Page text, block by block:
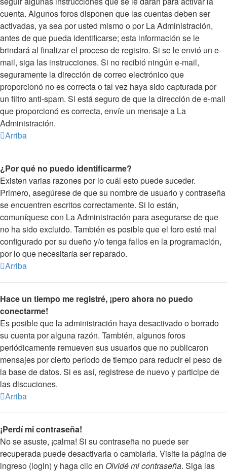
cuenta. Algunos foros disponen que las cuentas deben ser
activadas, ya sea por usted mismo o por La Administración,
antes de que pueda identificarse; esta información se le
brindará al finalizar el proceso de registro. Si se le envió un e-
mail, siga las instrucciones. Si no recibió ningún e-mail,
seguramente la dirección de correo electrónico que
proporcionó no es correcta o tal vez haya sido capturada por
un filtro anti-spam. Si está seguro de que la dirección de e-mail
que proporcionó es correcta, envíe un mensaje a La
Administración.
Arriba
¿Por qué no puedo identificarme?
Existen varias razones por lo cuál esto puede suceder.
Primero, asegúrese de que su nombre de usuario y contraseña
se encuentren escritos correctamente. Si lo están,
comuníquese con La Administración para asegurarse de que
no ha sido excluido. También es posible que el foro esté mal
configurado por su dueño y/o tenga fallos en la programación,
por lo que necesitaría ser reparado.
Arriba
Hace un tiempo me registré, ¡pero ahora no puedo
conectarme!
Es posible que la administración haya desactivado o borrado
su cuenta por alguna razón. También, algunos foros
periódicamente remueven sus usuarios que no publicaron
mensajes por cierto periodo de tiempo para reducir el peso de
la base de datos. Si es así, registrese de nuevo y participe de
las discuciones.
Arriba
¡Perdí mi contraseña!
No se asuste, ¡calma! Si su contraseña no puede ser
recuperada puede desactivarla o cambiarla. Visite la página de
ingreso (login) y haga clic en Olvidé mi contraseña. Siga las